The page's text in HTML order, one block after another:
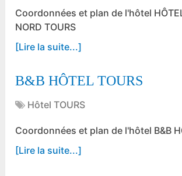
Coordonnées et plan de l'hôtel
NORD TOURS
[Lire la suite...]
B&B HÔTEL TOURS
Hôtel TOURS
Coordonnées et plan de l'hôtel B&B
[Lire la suite...]